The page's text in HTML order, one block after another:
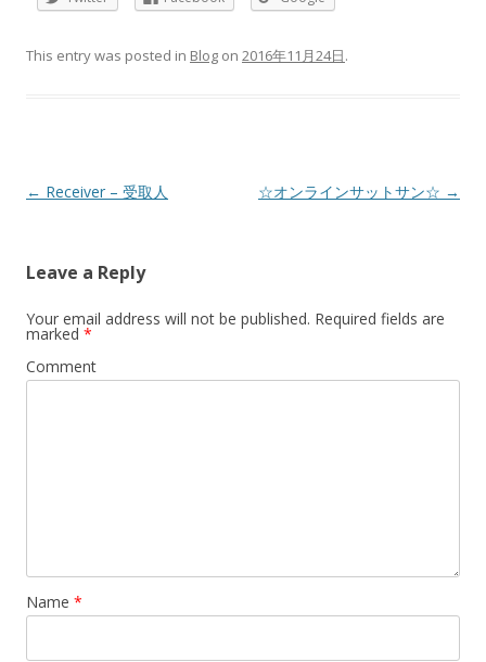
This entry was posted in Blog on 2016年11月24日.
Post
← Receiver – 受取人 ☆オンラインサットサン☆ →
Leave a Reply
Your email address will not be published. Required fields are
marked *
Comment
Name *